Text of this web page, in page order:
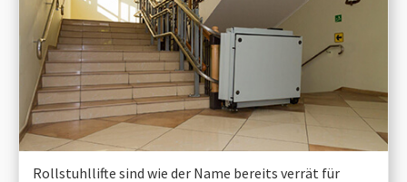
Rollstuhllifte sind wie der Name bereits verrät für